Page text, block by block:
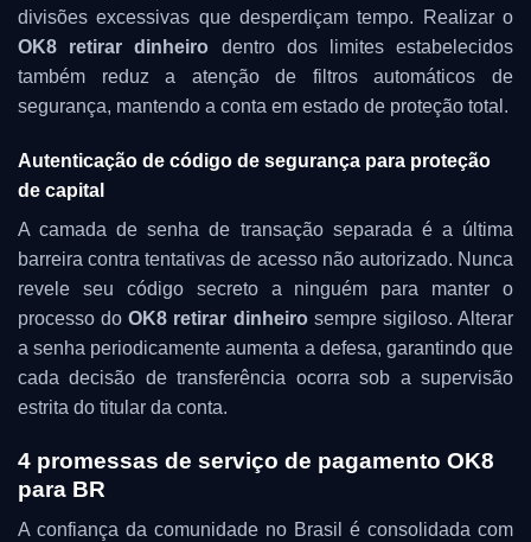
divisões excessivas que desperdiçam tempo. Realizar o
OK8 retirar dinheiro dentro dos limites estabelecidos
também reduz a atenção de filtros automáticos de
segurança, mantendo a conta em estado de proteção total.
Autenticação de código de segurança para proteção
de capital
A camada de senha de transação separada é a última
barreira contra tentativas de acesso não autorizado. Nunca
revele seu código secreto a ninguém para manter o
processo doOK8 retirar dinheirosempre sigiloso. Alterar
a senha periodicamente aumenta a defesa, garantindo que
cada decisão de transferência ocorra sob a supervisão
estrita do titular da conta.
4 promessas de serviço de pagamento OK8
para BR
A confiança da comunidade no Brasil é consolidada com